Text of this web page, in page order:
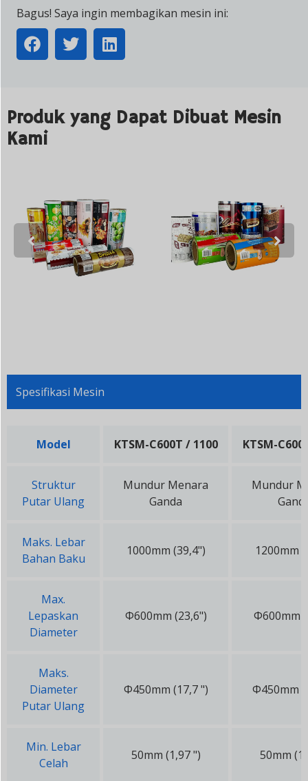
Bagus! Saya ingin membagikan mesin ini:
Produk yang Dapat Dibuat Mesin
Kami
Spesifikasi Mesin
Model KTSM-C600T / 1100 KTSM-
Struktur
Putar Ulang
Mundur Menara
Ganda
Mundur
Maks. Lebar
Bahan Baku
1000mm (39,4") 1200mm
Max.
Lepaskan
Diameter
Φ600mm (23,6") Φ600mm
Maks.
Diameter
Putar Ulang
Φ450mm (17,7 ") Φ450mm
Min. Lebar
Celah
50mm (1,97 ") 50mm